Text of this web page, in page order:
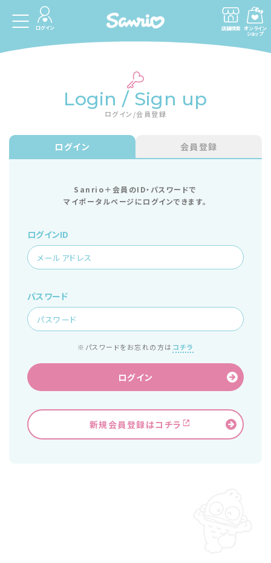
ログイン 店舗検索 オンライン
ショップ
Login / Sign up
ログイン/会員登録
ログイン 会員登録
Sanrio＋会員のID・パスワードで
マイポータルページにログインできます。
ログインID
パスワード
※パスワードをお忘れの方は コチラ
ログイン
新規会員登録はコチラ